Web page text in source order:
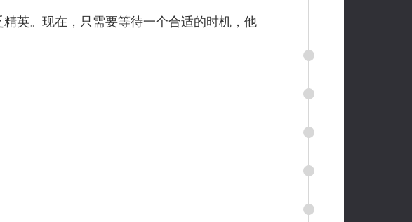
英。现在，只需要等待一个合适的时机，他